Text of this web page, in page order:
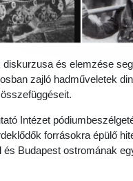
és elemzése
zajló hadműveletek
Intézet
forrásokra épülő
és Budapest ostromának